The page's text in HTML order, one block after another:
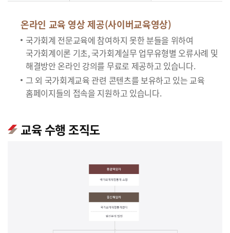
온라인 교육 영상 제공(사이버교육영상)
국가회계 전문교육에 참여하지 못한 분들을 위하여
국가회계이론 기초, 국가회계실무 업무유형별 오류사례 및
해결방안 온라인 강의를 무료로 제공하고 있습니다.
그 외 국가회계교육 관련 콘텐츠를 보유하고 있는 교육
홈페이지들의 접속을 지원하고 있습니다.
교육 수행 조직도